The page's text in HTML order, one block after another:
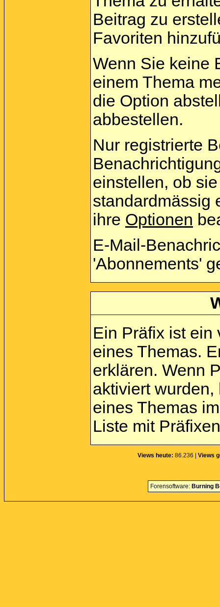
Beitrag zu
Favoriten
Wenn Sie keine
einem Thema
die Option
abbestellen.
Nur registrierte
einstellen, ob
standardmässig
ihre Optionen
E-Mail-
'Abonnements'
Ein Präfix ist ein
eines Themas.
erklären. Wenn
aktiviert
eines Themas
Liste mit
Views heute: 86.236 | Views
Forensoftware: Burning